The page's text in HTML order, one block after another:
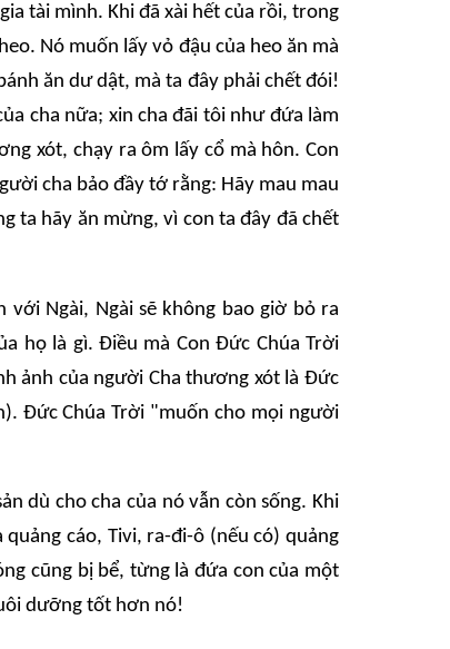
tài mình. Khi đã xài hết của rồi, trong
Nó muốn lấy vỏ đậu của heo ăn mà
ăn dư dật, mà ta đây phải chết đói!
cha nữa; xin cha đãi tôi như đứa làm
xót, chạy ra ôm lấy cổ mà hôn. Con
cha bảo đầy tớ rằng: Hãy mau mau
ta hãy ăn mừng, vì con ta đây đã chết
Ngài, Ngài sẽ không bao giờ bỏ ra
họ là gì. Điều mà Con Đức Chúa Trời
ảnh của người Cha thương xót là Đức
Đức Chúa Trời "muốn cho mọi người
dù cho cha của nó vẫn còn sống. Khi
cáo, Tivi, ra-đi-ô (nếu có) quảng
cũng bị bể, từng là đứa con của một
dưỡng tốt hơn nó!